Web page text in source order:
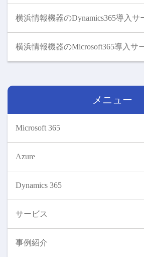
横浜情報機器のDynamics365導入サ
横浜情報機器のMicrosoft365導入サ
メニュー
Microsoft 365
Azure
Dynamics 365
サービス
事例紹介